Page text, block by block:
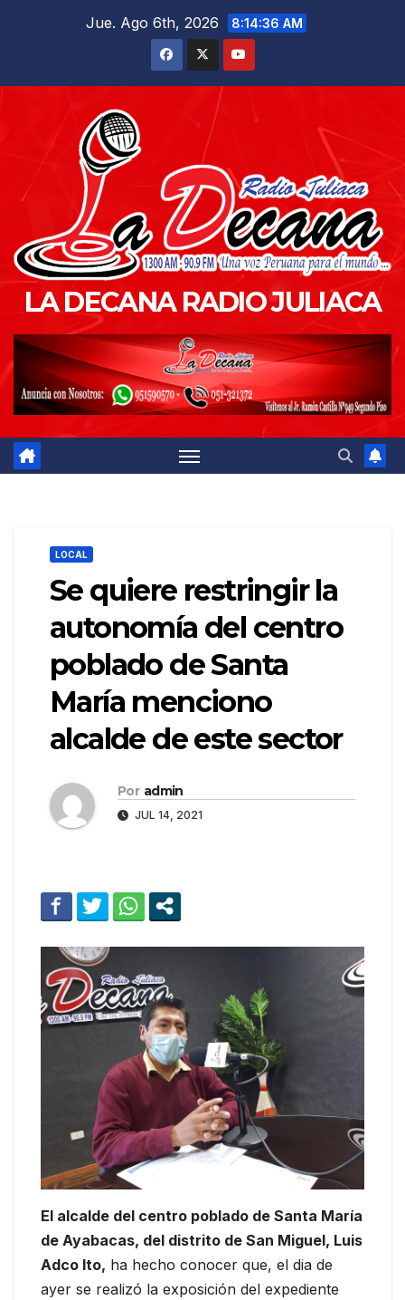
Jue. Ago 6th, 2026 8:14:37 AM
LA DECANA RADIO JULIACA
LOCAL
Se quiere restringir la
autonomía del centro
poblado de Santa
María menciono
alcalde de este sector
Por admin
JUL 14, 2021
El alcalde del centro poblado de Santa María
de Ayabacas, del distrito de San Miguel, Luis
Adco Ito, ha hecho conocer que, el dia de
ayer se realizó la exposición del expediente